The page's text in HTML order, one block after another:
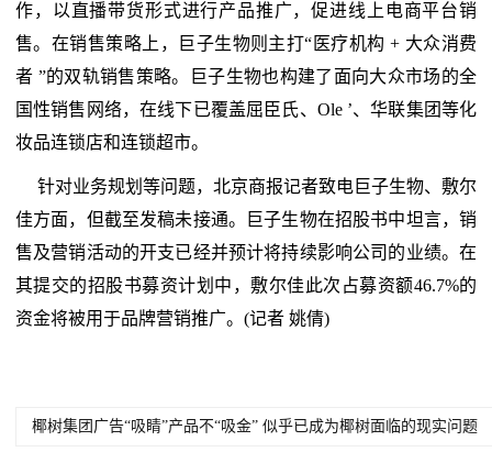
作，以直播带货形式进行产品推广，促进线上电商平台销
售。在销售策略上，巨子生物则主打“医疗机构 + 大众消费
者 ”的双轨销售策略。巨子生物也构建了面向大众市场的全
国性销售网络，在线下已覆盖屈臣氏、Ole ’、华联集团等化
妆品连锁店和连锁超市。
针对业务规划等问题，北京商报记者致电巨子生物、敷尔
佳方面，但截至发稿未接通。巨子生物在招股书中坦言，销
售及营销活动的开支已经并预计将持续影响公司的业绩。在
其提交的招股书募资计划中，敷尔佳此次占募资额46.7%的
资金将被用于品牌营销推广。(记者 姚倩)
椰树集团广告“吸睛”产品不“吸金” 似乎已成为椰树面临的现实问题